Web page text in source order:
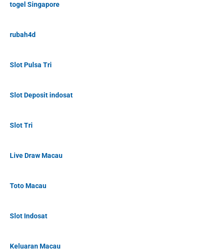
togel Singapore
rubah4d
Slot Pulsa Tri
Slot Deposit indosat
Slot Tri
Live Draw Macau
Toto Macau
Slot Indosat
Keluaran Macau